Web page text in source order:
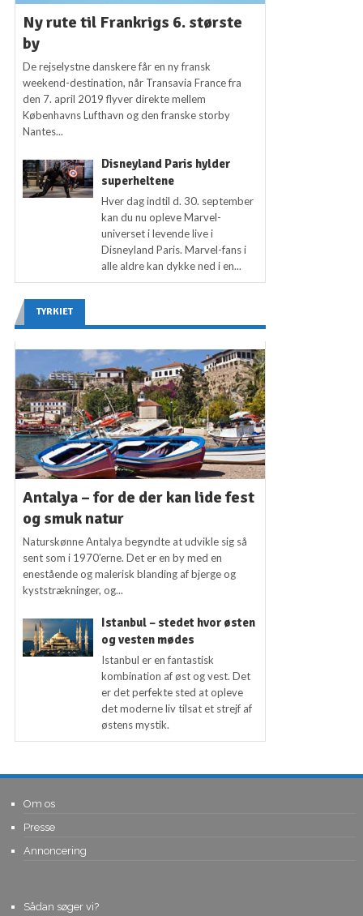
Ny rute til Frankrigs 6. største
by
De rejselystne danskere får en ny fransk
weekend-destination, når Transavia France fra
den 7. april 2019 flyver direkte mellem
Københavns Lufthavn og den franske storby
Nantes...
Disneyland Paris hylder
superheltene
Hver dag indtil d. 30. september
kan du nu opleve Marvel-
universet i levende live i
Disneyland Paris. Marvel-fans i
alle aldre kan dykke ned i en...
TYRKIET
Antalya – for de der kan lide fest
og smuk natur
Naturskønne Antalya begyndte at udvikle sig så
sent som i 1970’erne. Det er en by med en
enestående og malerisk blanding af bjerge og
kyststrækninger, og...
Istanbul – stedet hvor østen
og vesten mødes
Istanbul er en fantastisk
kombination af øst og vest. Det
er det perfekte sted at opleve
det moderne liv tilsat et strejf af
østens mystik.
Om os
Presse
Annoncering
Sådan søger vi?